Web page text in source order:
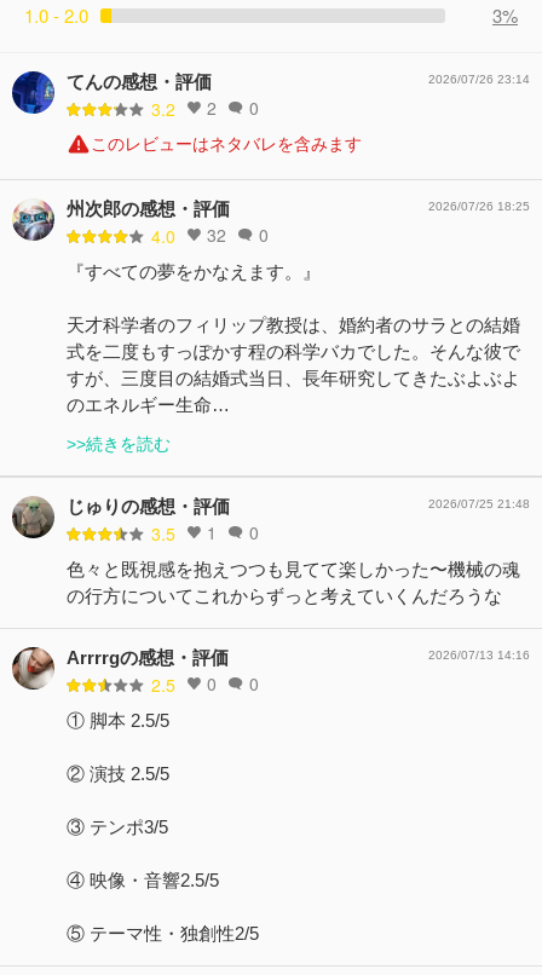
1.0 - 2.0
3%
てんの感想・評価
3.2 2 0
2026/07/26 23:14
このレビューはネタバレを含みます
州次郎の感想・評価
4.0 32 0
2026/07/26 18:25
『すべての夢をかなえます。』
天才科学者のフィリップ教授は、婚約者のサラとの結婚
式を二度もすっぽかす程の科学バカでした。そんな彼で
すが、三度目の結婚式当日、長年研究してきたぶよぶよ
のエネルギー生命…
>>続きを読む
じゅりの感想・評価
3.5 1 0
2026/07/25 21:48
色々と既視感を抱えつつも見てて楽しかった〜機械の魂
の行方についてこれからずっと考えていくんだろうな
Arrrrgの感想・評価
2.5 0 0
2026/07/13 14:16
① 脚本 2.5/5
② 演技 2.5/5
③ テンポ3/5
④ 映像・音響2.5/5
⑤ テーマ性・独創性2/5